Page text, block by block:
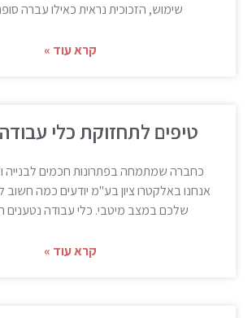
שימוש, הזכוכית נראית כאילו עברה
קרא עוד »
טיפים לתחזוקת כלי
כחברה שמתמחה בפתרונות חכמים לבנייה
אנחנו באלקטרו ציון בע"מ יודעים כמה חשוב
שלכם במצב מיטבי. כלי עבודה נטענים
קרא עוד »